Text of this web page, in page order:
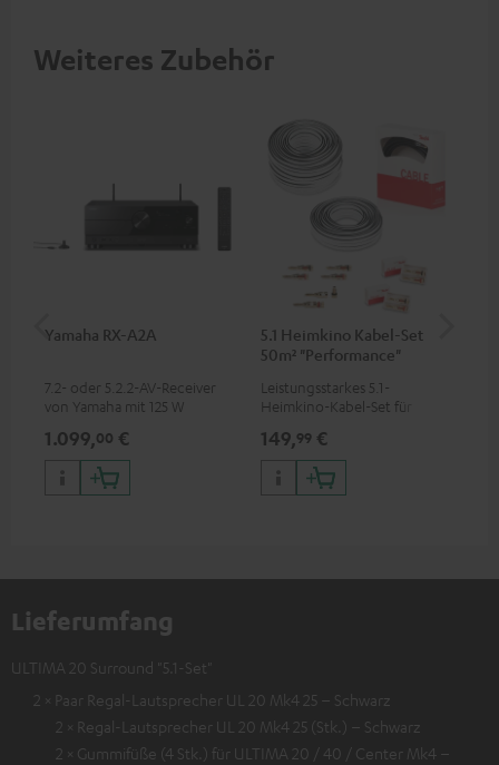
Weiteres Zubehör
Yamaha RX-A2A
7.2- oder 5.2.2-AV-Receiver
von Yamaha mit 125 W
Ohm, 0.9 % THD)
1.099,00 €
5.1 Heimkino Kabel-Set
50m² "Performance"
Leistungsstarkes 5.1-
Heimkino-Kabel-Set für
149,99 €
Lieferumfang
ULTIMA 20 Surround "5.1-Set"
2 × Paar Regal-Lautsprecher UL 20 Mk4 25 – Schwarz
2 × Regal-Lautsprecher UL 20 Mk4 25 (Stk.) – Schwarz
2 × Gummifüße (4 Stk.) für ULTIMA 20 / 40 / Center Mk4 –